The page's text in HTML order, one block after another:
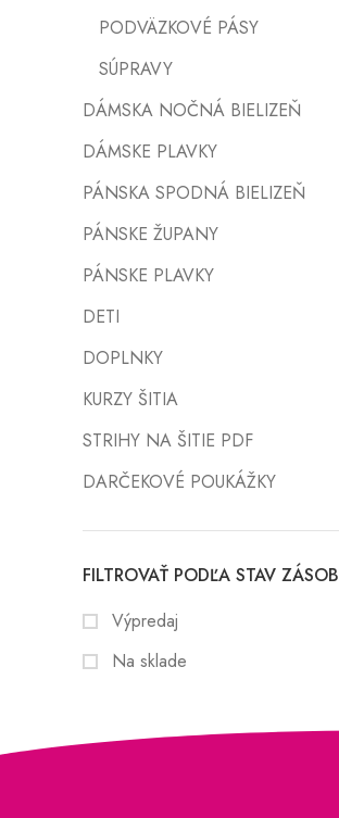
PODVÄZKOVÉ PÁSY
SÚPRAVY
DÁMSKA NOČNÁ BIELIZEŇ
DÁMSKE PLAVKY
PÁNSKA SPODNÁ BIELIZEŇ
PÁNSKE ŽUPANY
PÁNSKE PLAVKY
DETI
DOPLNKY
KURZY ŠITIA
STRIHY NA ŠITIE PDF
DARČEKOVÉ POUKÁŽKY
FILTROVAŤ PODĽA STAV ZÁSOB
Výpredaj
Na sklade